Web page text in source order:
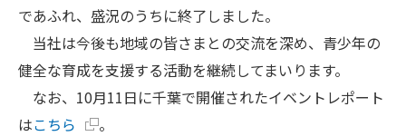
であふれ、盛況のうちに終了しました。
当社は今後も地域の皆さまとの交流を深め、青少年の
健全な育成を支援する活動を継続してまいります。
なお、10月11日に千葉で開催されたイベントレポート
はこちら 。